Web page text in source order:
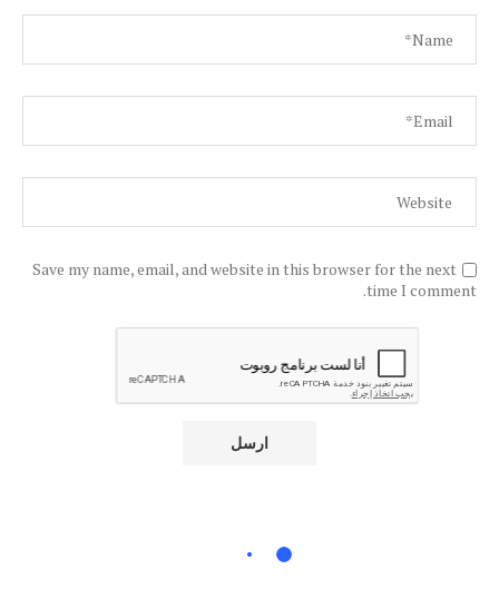
Save my name, email, and website in this browser for the next
time I comment.